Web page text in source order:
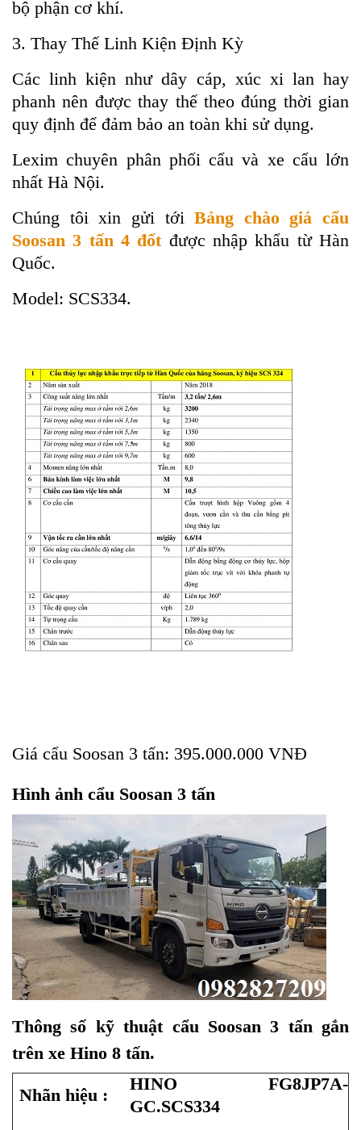
bộ phận cơ khí.
3. Thay Thế Linh Kiện Định Kỳ
Các linh kiện như dây cáp, xúc xi lan hay
phanh nên được thay thế theo đúng thời gian
quy định để đảm bảo an toàn khi sử dụng.
Lexim chuyên phân phối cẩu và xe cẩu lớn
nhất Hà Nội.
Chúng tôi xin gửi tớiBảng chào giá cẩu
Soosan 3 tấn 4 đốtđược nhập khẩu từ Hàn
Quốc.
Model: SCS334.
Giá cẩu Soosan 3 tấn: 395.000.000 VNĐ
Hình ảnh cẩu Soosan 3 tấn
Thông số kỹ thuật cẩu Soosan 3 tấn gắn
trên xe Hino 8 tấn.
Nhãn hiệu :
HINO FG8JP7A-
GC.SCS334